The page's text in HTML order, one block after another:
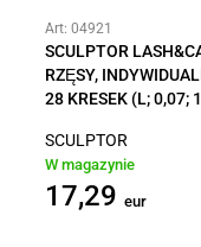
Art: 04921
SCULPTOR
RZĘSY,
28 KRESEK (L; 0,07;
SCULPTOR
W magazynie
17,29 eur